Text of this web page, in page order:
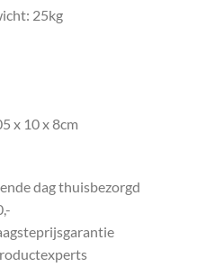
25kg
x 10 x 8cm
dag thuisbezorgd